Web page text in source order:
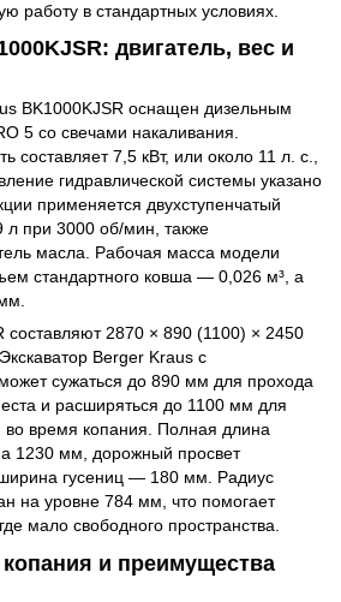
работу в стандартных условиях.
двигатель, вес и
BK1000KJSR оснащен дизельным
5 со свечами накаливания.
составляет 7,5 кВт, или около 11 л. с.,
гидравлической системы указано
применяется двухступенчатый
л при 3000 об/мин, также
масла. Рабочая масса модели
стандартного ковша — 0,026 м³, а
составляют 2870 × 890 (1100) × 2450
Berger Kraus с
сужаться до 890 мм для прохода
и расширяться до 1100 мм для
во время копания. Полная длина
1230 мм, дорожный просвет
гусениц — 180 мм. Радиус
на уровне 784 мм, что помогает
мало свободного пространства.
и преимущества